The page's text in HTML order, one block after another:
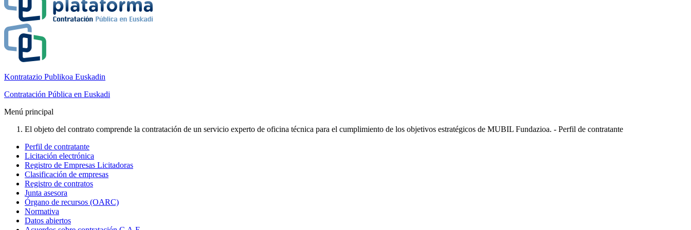
Kontratazio Publikoa Euskadin
Contratación Pública en Euskadi
Menú principal
El objeto del contrato comprende la contratación de un servicio experto de oficina técnica para el cumplimiento de los objetivos estratégicos de MUBIL Fundazioa. - Perfil de contratante
Perfil de contratante
Licitación electrónica
Registro de Empresas Licitadoras
Clasificación de empresas
Registro de contratos
Junta asesora
Órgano de recursos (OARC)
Normativa
Datos abiertos